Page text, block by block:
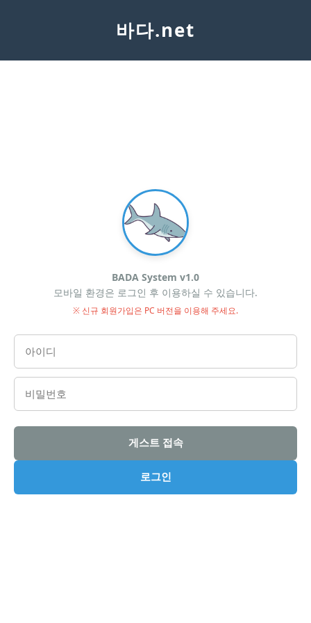
바다.net
BADA System v1.0
모바일 환경은 로그인 후 이용하실 수 있습니다.
※ 신규 회원가입은 PC 버전을 이용해 주세요.
게스트 접속
로그인